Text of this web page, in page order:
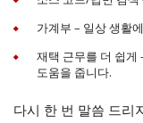
가계부 – 일상 생활
재택 근무를 더 쉽게
도움을 줍니다.
다시 한 번 말씀 드리